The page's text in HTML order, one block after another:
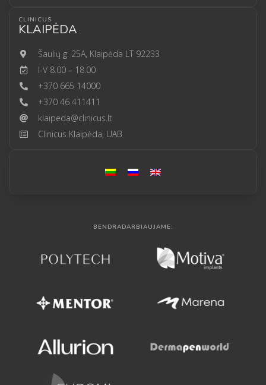
CLINICUS
KLAIPĖDA
Šaulių g. 25A, Klaipėda LT 92233
I-V 8.00 – 18.00
+370 665 14000
+370 46 411411
klaipeda@clinicus.lt
Clinicus Klaipėda, UAB
BENDRADARBIAUJAME: